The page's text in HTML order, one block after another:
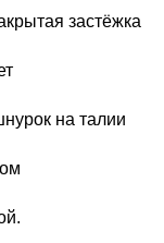
застёжка
на талии